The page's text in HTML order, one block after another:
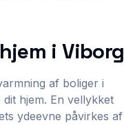
i Viborg
af boliger i
hjem. En vellykket
ydeevne påvirkes af